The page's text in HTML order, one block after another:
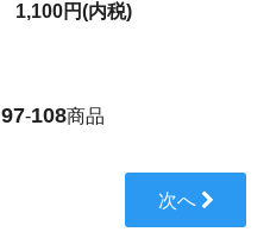
1,100円(内税)
97-108商品
次へ